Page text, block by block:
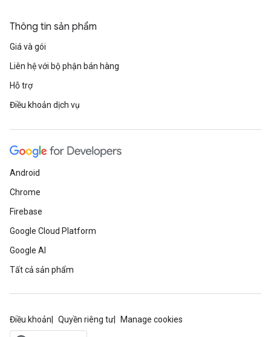
Thông tin sản phẩm
Giá và gói
Liên hệ với bộ phận bán hàng
Hỗ trợ
Điều khoản dịch vụ
Android
Chrome
Firebase
Google Cloud Platform
Google AI
Tất cả sản phẩm
Điều khoản Quyền riêng tư Manage cookies